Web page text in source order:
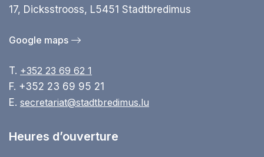
17, Dicksstrooss, L5451 Stadtbredimus
Google maps
T. +352 23 69 62 1
F. +352 23 69 95 21
E. secretariat@stadtbredimus.lu
Heures d’ouverture